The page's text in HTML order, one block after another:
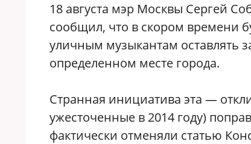
18 августа мэр Москвы Сергей
сообщил, что в скором времени
уличным музыкантам оставлять
определенном месте города.
Странная инициатива эта —
ужесточенные в 2014 году)
фактически отменяли статью